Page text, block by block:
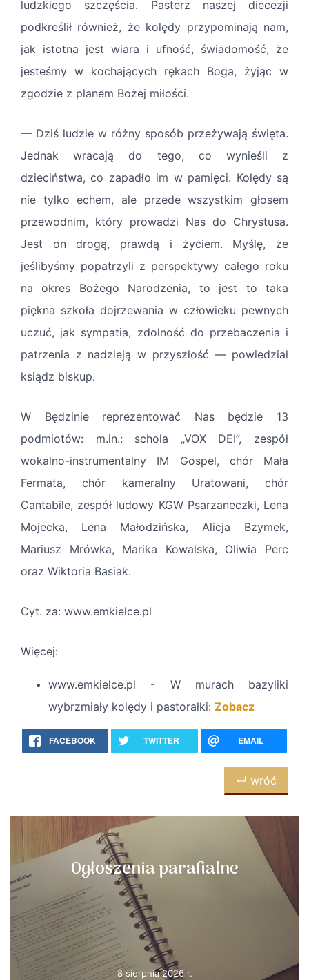
ludzkiego szczęścia. Pasterz naszej diecezji
podkreślił również, że kolędy przypominają nam,
jak istotna jest wiara i ufność, świadomość, że
jesteśmy w kochających rękach Boga, żyjąc w
zgodzie z planem Bożej miłości.
— Dziś ludzie w różny sposób przeżywają święta.
Jednak wracają do tego, co wynieśli z
dzieciństwa, co zapadło im w pamięci. Kolędy są
nie tylko echem, ale przede wszystkim głosem
przewodnim, który prowadzi Nas do Chrystusa.
Jest on drogą, prawdą i życiem. Myślę, że
jeślibyśmy popatrzyli z perspektywy całego roku
na okres Bożego Narodzenia, to jest to taka
piękna szkoła dojrzewania w człowieku pewnych
uczuć, jak sympatia, zdolność do przebaczenia i
patrzenia z nadzieją w przyszłość — powiedział
ksiądz biskup.
W Będzinie reprezentować Nas będzie 13
podmiotów: m.in.: schola „VOX DEI”, zespół
wokalno-instrumentalny IM Gospel, chór Mała
Fermata, chór kameralny Uratowani, chór
Cantabile, zespół ludowy KGW Psarzaneczki, Lena
Mojecka, Lena Małodzińska, Alicja Bzymek,
Mariusz Mrówka, Marika Kowalska, Oliwia Perc
oraz Wiktoria Basiak.
Cyt. za: www.emkielce.pl
Więcej:
www.emkielce.pl - W murach bazyliki
wybrzmiały kolędy i pastorałki: Zobacz
FACEBOOK TWITTER EMAIL
↵ wróć
Ogłoszenia parafialne
8 sierpnia 2026 r.